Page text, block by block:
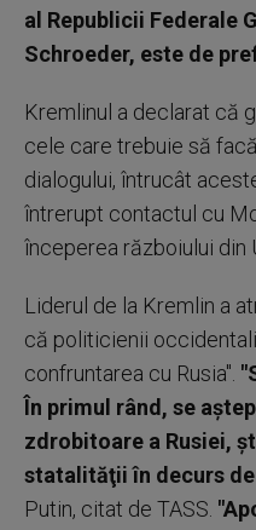
al Republicii Federale
Schroeder, este de
Kremlinul a declarat că
cele care trebuie să
dialogului, întrucât
întrerupt contactul cu
începerea războiului din
Liderul de la Kremlin a
că politicienii
confruntarea cu Rusia".
În primul rând, se
zdrobitoare a Rusiei,
statalităţii în decurs
Putin, citat de TASS.